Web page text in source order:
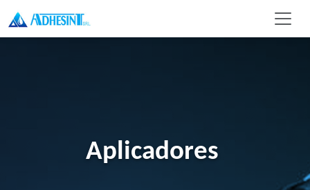
Aplicadores